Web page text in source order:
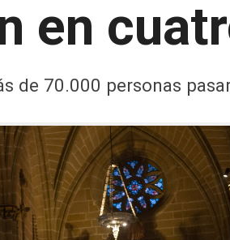
en
de 70.000 personas